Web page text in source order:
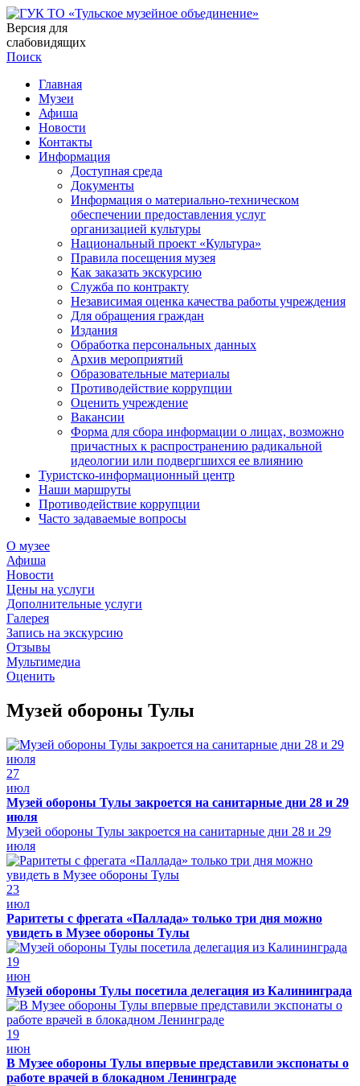
Версия для
слабовидящих
Поиск
Главная
Музеи
Афиша
Новости
Контакты
Информация
Доступная среда
Документы
Информация о материально-техническом
обеспечении предоставления услуг
организацией культуры
Национальный проект «Культура»
Правила посещения музея
Как заказать экскурсию
Служба по контракту
Независимая оценка качества работы учреждения
Для обращения граждан
Издания
Обработка персональных данных
Архив мероприятий
Образовательные материалы
Противодействие коррупции
Оценить учреждение
Вакансии
Форма для сбора информации о лицах, возможно
причастных к распространению радикальной
идеологии или подвергшихся ее влиянию
Туристско-информационный центр
Наши маршруты
Противодействие коррупции
Часто задаваемые вопросы
О музее
Афиша
Новости
Цены на услуги
Дополнительные услуги
Галерея
Запись на экскурсию
Отзывы
Мультимедиа
Оценить
Музей обороны Тулы
27
июл
Музей обороны Тулы закроется на санитарные дни 28 и 29
июля
Музей обороны Тулы закроется на санитарные дни 28 и 29
июля
23
июл
Раритеты с фрегата «Паллада» только три дня можно
увидеть в Музее обороны Тулы
19
июн
Музей обороны Тулы посетила делегация из Калининграда
19
июн
В Музее обороны Тулы впервые представили экспонаты о
работе врачей в блокадном Ленинграде